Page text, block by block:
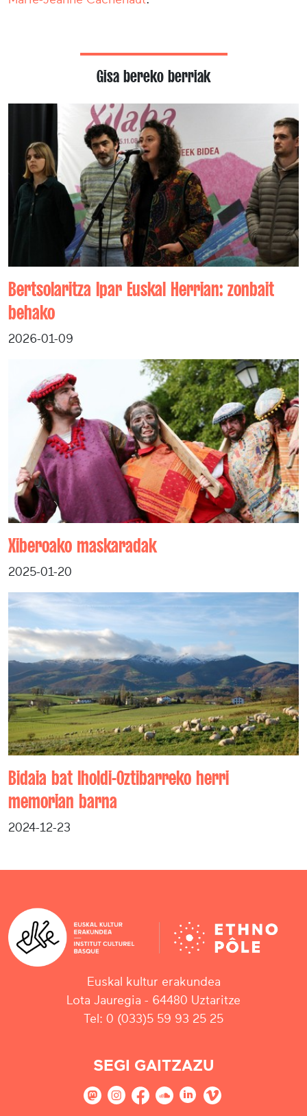
Gisa bereko berriak
Bertsolaritza Ipar Euskal Herrian: zonbait
behako
2026-01-09
Xiberoako maskaradak
2025-01-20
Bidaia bat Iholdi-Oztibarreko herri
memorian barna
2024-12-23
Euskal kultur erakundea
Lota Jauregia - 64480 Uztaritze
Tel: 0 (033)5 59 93 25 25
SEGI GAITZAZU